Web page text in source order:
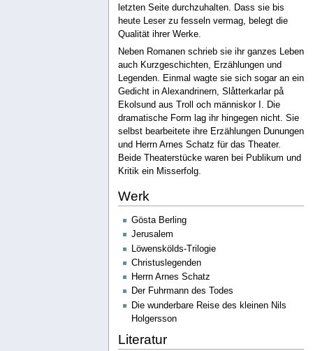
letzten Seite durchzuhalten. Dass sie bis
heute Leser zu fesseln vermag, belegt die
Qualität ihrer Werke.
Neben Romanen schrieb sie ihr ganzes Leben
auch Kurzgeschichten, Erzählungen und
Legenden. Einmal wagte sie sich sogar an ein
Gedicht in Alexandrinern, Slåtterkarlar på
Ekolsund aus Troll och människor I. Die
dramatische Form lag ihr hingegen nicht. Sie
selbst bearbeitete ihre Erzählungen Dunungen
und Herrn Arnes Schatz für das Theater.
Beide Theaterstücke waren bei Publikum und
Kritik ein Misserfolg.
Werk
Gösta Berling
Jerusalem
Löwenskölds-Trilogie
Christuslegenden
Herrn Arnes Schatz
Der Fuhrmann des Todes
Die wunderbare Reise des kleinen Nils
Holgersson
Literatur